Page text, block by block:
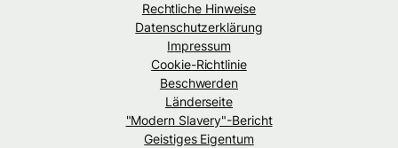
Rechtliche Hinweise
Datenschutzerklärung
Impressum
Cookie-Richtlinie
Beschwerden
Länderseite
"Modern Slavery"-Bericht
Geistiges Eigentum